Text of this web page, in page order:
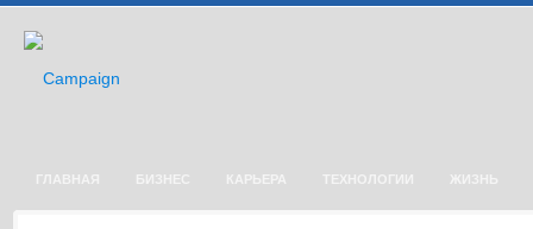
ГЛАВНАЯ БИЗНЕС КАРЬЕРА ТЕХНОЛОГИИ ЖИЗНЬ